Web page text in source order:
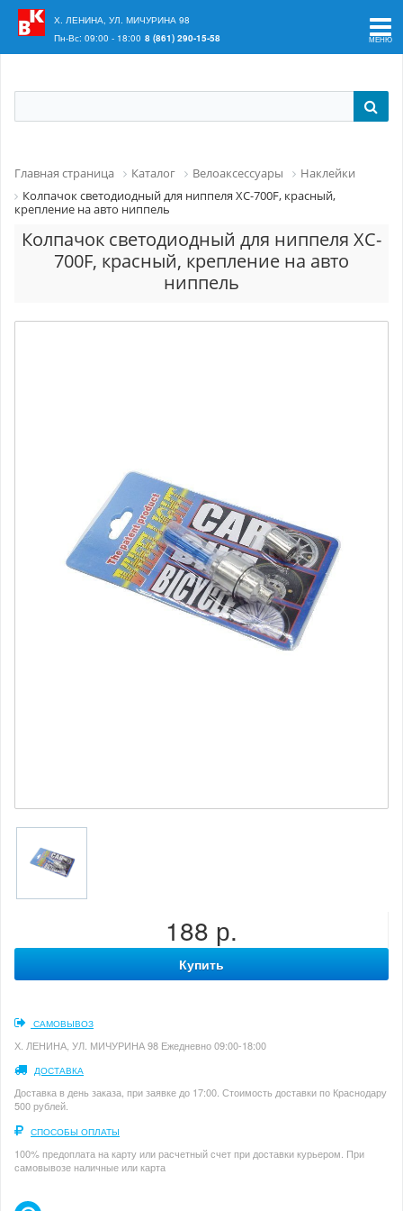
Ваш регион:
Х. ЛЕНИНА, УЛ. МИЧУРИНА 98
Пн-Вс: 09:00 - 18:00 8 (861) 290-15-58
Главная страница Каталог Велоаксессуары
Наклейки
Колпачок светодиодный для ниппеля XC-700F, красный,
крепление на авто ниппель
Колпачок светодиодный для ниппеля XC-
700F, красный, крепление на авто
ниппель
188 р.
Купить
САМОВЫВОЗ
Х. ЛЕНИНА, УЛ. МИЧУРИНА 98 Ежедневно 09:00-18:00
ДОСТАВКА
Доставка в день заказа, при заявке до 17:00. Стоимость доставки по Краснодару
500 рублей.
СПОСОБЫ ОПЛАТЫ
100% предоплата на карту или расчетный счет при доставки курьером. При
самовывозе наличные или карта